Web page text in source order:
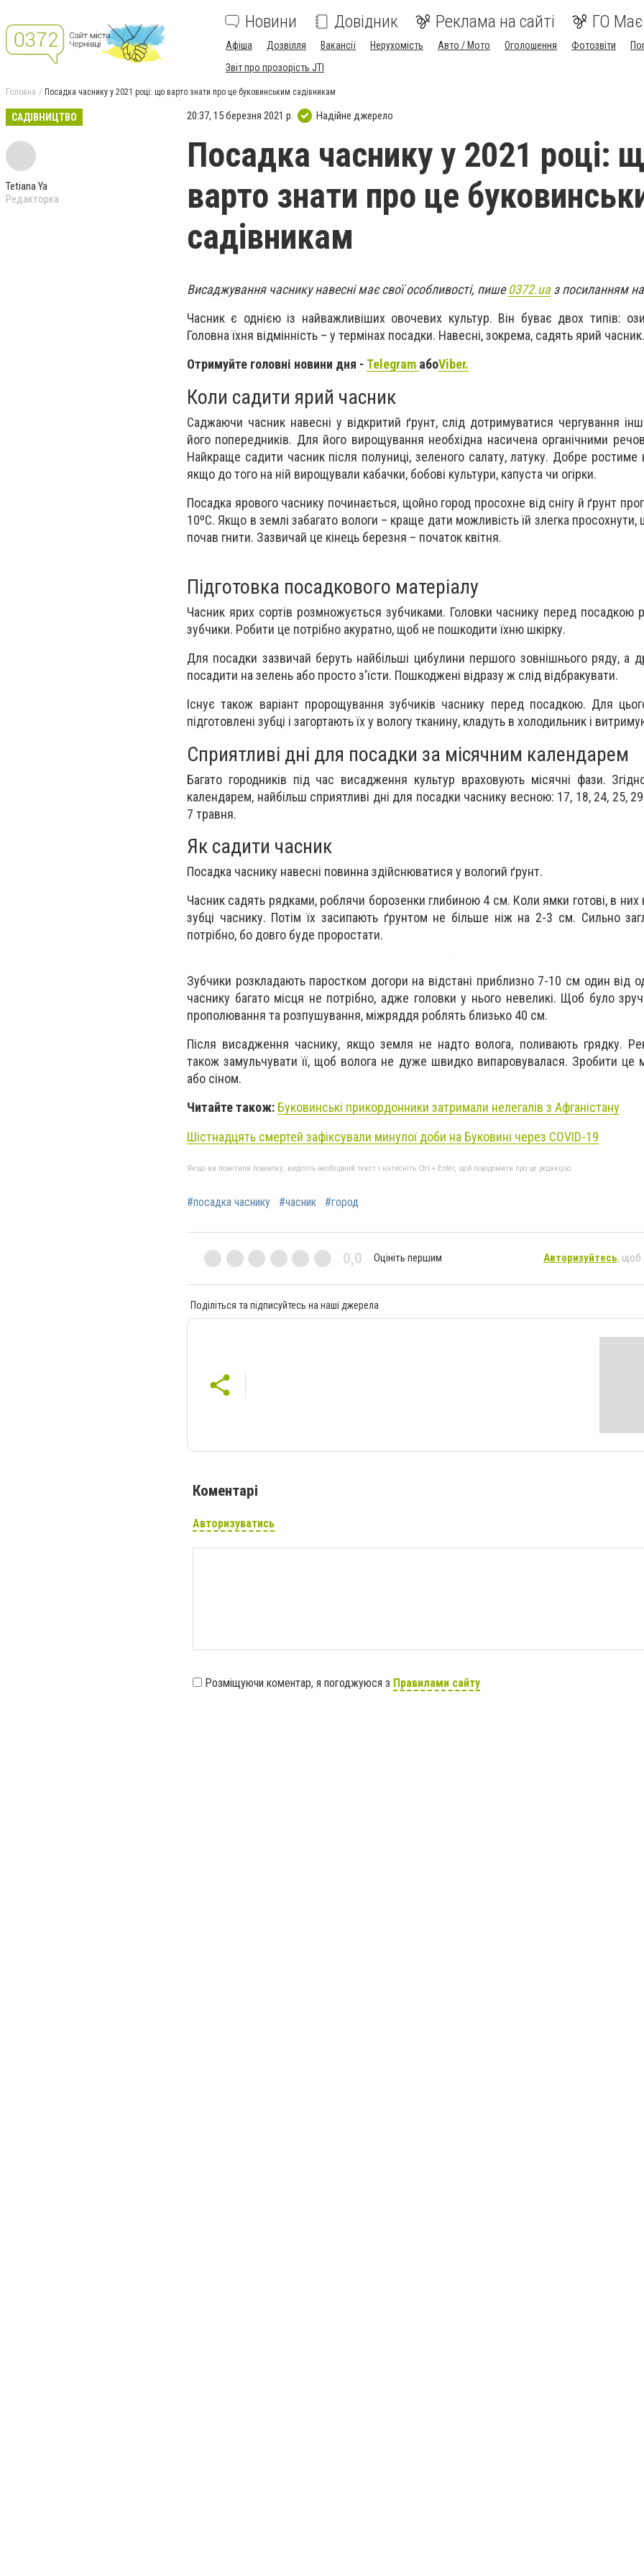
Новини Довідник Реклама на сайті ГО
Афіша Дозвілля Вакансії Нерухомість Авто / Мото Оголошення Фотозвіти
Звіт про прозорість JTI
Головна Посадка часнику у 2021 році: що варто знати про це буковинським садівникам
САДІВНИЦТВО
Tetiana Ya
Редакторка
20:37, 15 березня 2021 р. Надійне джерело
Посадка часнику у 2021 році:
варто знати про це
садівникам
Висаджування часнику навесні має свої особливості, пише0372.uaз посиланням
Часник є однією із найважливіших овочевих культур. Він буває двох типів:
Головна їхня відмінність – у термінах посадки. Навесні, зокрема, садять ярий часник.
Отримуйте головні новини дня - Telegram абоViber.
Коли садити ярий часник
Саджаючи часник навесні у відкритий ґрунт, слід дотримуватися чергування
його попередників. Для його вирощування необхідна насичена органічними
Найкраще садити часник після полуниці, зеленого салату, латуку. Добре ростиме
якщо до того на ній вирощували кабачки, бобові культури, капуста чи огірки.
Посадка ярового часнику починається, щойно город просохне від снігу й ґрунт
10ºC. Якщо в землі забагато вологи – краще дати можливість їй злегка
почав гнити. Зазвичай це кінець березня – початок квітня.
Підготовка посадкового матеріалу
Часник ярих сортів розмножується зубчиками. Головки часнику перед посадкою
зубчики. Робити це потрібно акуратно, щоб не пошкодити їхню шкірку.
Для посадки зазвичай беруть найбільші цибулини першого зовнішнього ряду, а
посадити на зелень або просто з'їсти. Пошкоджені відразу ж слід відбракувати.
Існує також варіант пророщування зубчиків часнику перед посадкою. Для
підготовлені зубці і загортають їх у вологу тканину, кладуть в холодильник і
Сприятливі дні для посадки за місячним календарем
Багато городників під час висадження культур враховують місячні фази.
календарем, найбільш сприятливі дні для посадки часнику весною: 17, 18, 24, 25, 29
7 травня.
Як садити часник
Посадка часнику навесні повинна здійснюватися у вологий ґрунт.
Часник садять рядками, роблячи борозенки глибиною 4 см. Коли ямки готові, в них
зубці часнику. Потім їх засипають ґрунтом не більше ніж на 2-3 см. Сильно
потрібно, бо довго буде проростати.
Зубчики розкладають паростком догори на відстані приблизно 7-10 см один від
часнику багато місця не потрібно, адже головки у нього невеликі. Щоб було
прополювання та розпушування, міжряддя роблять близько 40 см.
Після висадження часнику, якщо земля не надто волога, поливають грядку.
також замульчувати її, щоб волога не дуже швидко випаровувалася. Зробити
або сіном.
Читайте також: Буковинські прикордонники затримали нелегалів з Афганістану
Шістнадцять смертей зафіксували минулої доби на Буковині через COVID-19
Якщо ви помітили помилку, виділіть необхідний текст і натисніть Ctrl + Enter, щоб повідомити про це редакцію
#посадка часнику #часник #город
0,0 Оцініть першим Авторизуйтесь, щоб
Поділіться та підписуйтесь на наші джерела
Коментарі
Авторизуватись
Розміщуючи коментар, я погоджуюся з Правилами сайту